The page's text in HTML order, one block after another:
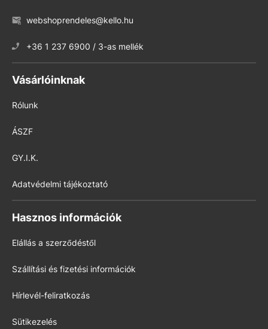
webshoprendeles@kello.hu
+36 1 237 6900 / 3-as mellék
Vásárlóinknak
Rólunk
ÁSZF
GY.I.K.
Adatvédelmi tájékoztató
Hasznos információk
Elállás a szerződéstől
Szállítási és fizetési információk
Hírlevél-feliratkozás
Sütikezelés